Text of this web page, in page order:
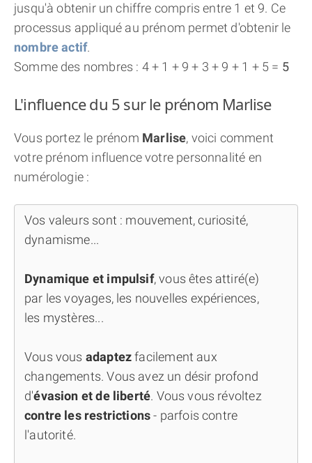
jusqu'à obtenir un chiffre compris entre 1 et 9. Ce
processus appliqué au prénom permet d'obtenir le
nombre actif.
Somme des nombres : 4 + 1 + 9 + 3 + 9 + 1 + 5 = 5
L'influence du 5 sur le prénom Marlise
Vous portez le prénom Marlise, voici comment
votre prénom influence votre personnalité en
numérologie :
Vos valeurs sont : mouvement, curiosité,
dynamisme...
Dynamique et impulsif, vous êtes attiré(e)
par les voyages, les nouvelles expériences,
les mystères...
Vous vous adaptezfacilement aux
changements. Vous avez un désir profond
d'évasion et de liberté. Vous vous révoltez
contre les restrictions- parfois contre
l'autorité.